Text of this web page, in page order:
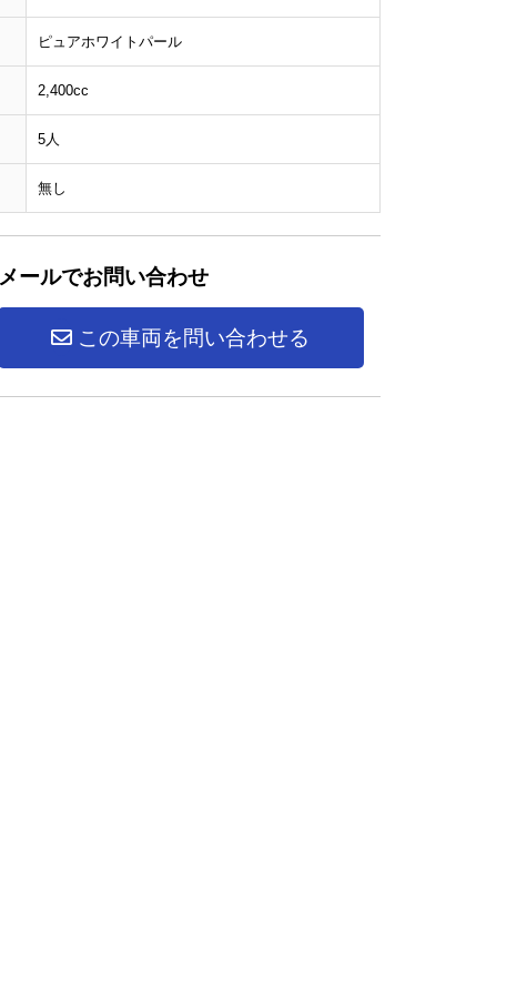
ピュアホワイトパール
2,400cc
5人
無し
メールでお問い合わせ
この車両を問い合わせる